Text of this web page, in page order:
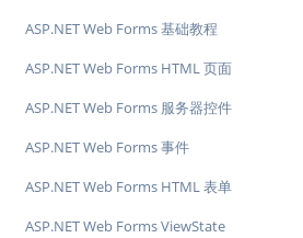
ASP.NET Web Forms 基础教程
ASP.NET Web Forms HTML 页面
ASP.NET Web Forms 服务器控件
ASP.NET Web Forms 事件
ASP.NET Web Forms HTML 表单
ASP.NET Web Forms ViewState